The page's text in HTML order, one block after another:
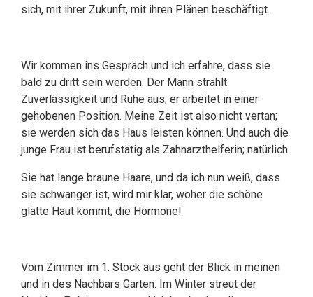
sich, mit ihrer Zukunft, mit ihren Plänen beschäftigt.
Wir kommen ins Gespräch und ich erfahre, dass sie
bald zu dritt sein werden. Der Mann strahlt
Zuverlässigkeit und Ruhe aus; er arbeitet in einer
gehobenen Position. Meine Zeit ist also nicht vertan;
sie werden sich das Haus leisten können. Und auch die
junge Frau ist berufstätig als Zahnarzthelferin; natürlich.
Sie hat lange braune Haare, und da ich nun weiß, dass
sie schwanger ist, wird mir klar, woher die schöne
glatte Haut kommt; die Hormone!
Vom Zimmer im 1. Stock aus geht der Blick in meinen
und in des Nachbars Garten. Im Winter streut der